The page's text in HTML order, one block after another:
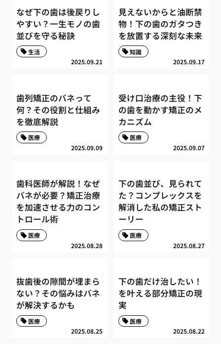
なぜ下の歯は後戻りし
やすい？一生モノの歯
並びを守る秘訣
2025.09.21
生活
見えないからと油断禁
物！下の歯のガタつき
を放置する深刻な未来
2025.09.17
知識
歯列矯正のバネって
何？その役割と仕組み
を徹底解説
2025.09.09
医療
受け口治療の主役！下
の歯を動かす矯正のメ
カニズム
2025.09.07
医療
歯科医師が解説！なぜ
バネが必要？矯正治療
を加速させる力のコン
トロール術
2025.08.28
医療
下の歯並び、見られて
た？コンプレックスを
解消した私の矯正スト
ーリー
2025.08.27
医療
抜歯後の隙間が埋まら
ない？その悩みはバネ
が解決するかも
2025.08.25
医療
下の歯だけ治したい！
を叶える部分矯正の現
実
2025.08.22
医療